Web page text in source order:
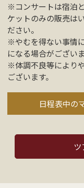
※コンサートは宿泊
ケットのみの販売は
ださい。
※やむを得ない事情
になる場合がございま
※体調不良等により
ございます。
日程表中の
ツ